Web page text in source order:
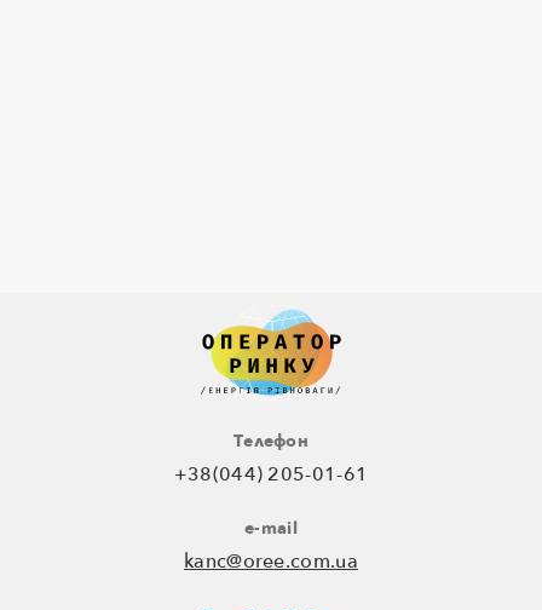
Телефон
+38(044) 205-01-61
e-mail
kanc@oree.com.ua